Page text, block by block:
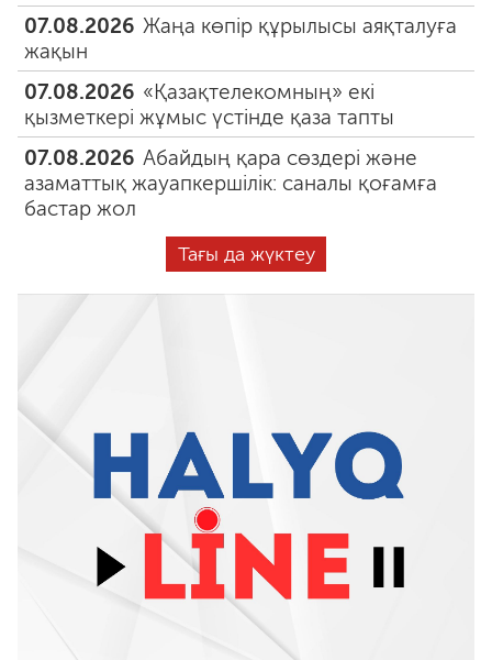
07.08.2026 Жаңа көпір құрылысы аяқталуға
жақын
07.08.2026 «Қазақтелекомның» екі
қызметкері жұмыс үстінде қаза тапты
07.08.2026 Абайдың қара сөздері және
азаматтық жауапкершілік: саналы қоғамға
бастар жол
Тағы да жүктеу